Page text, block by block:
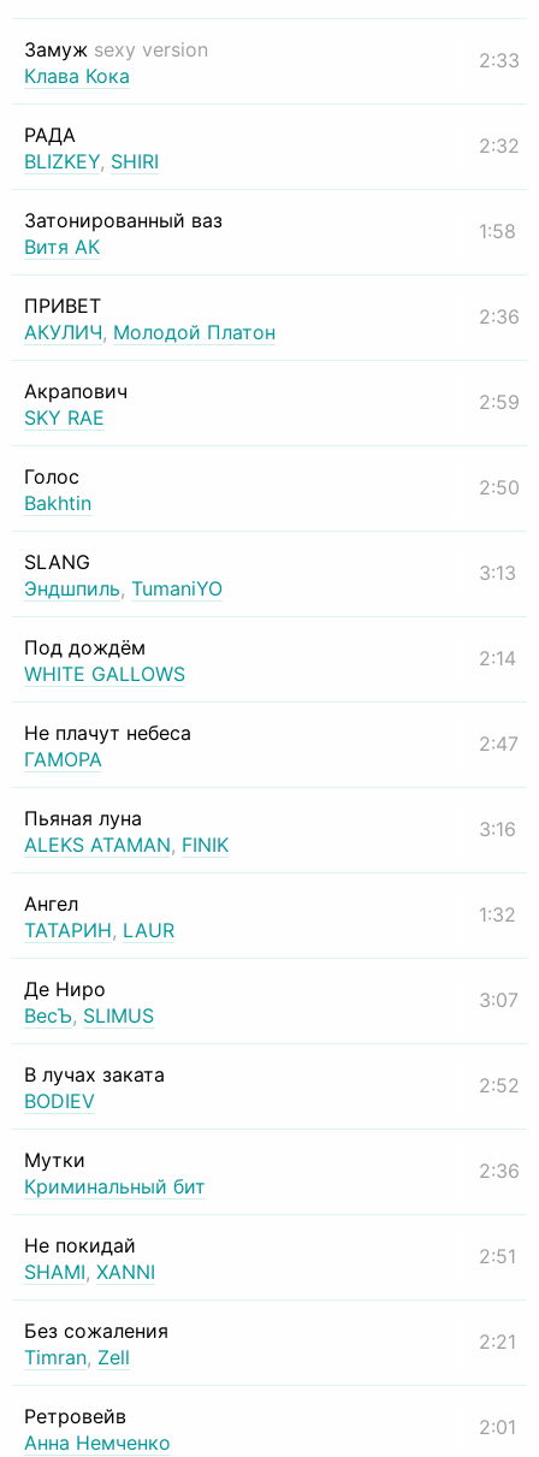
Замуж sexy version
Клава Кока
2:33
РАДА
BLIZKEY, SHIRI
2:32
Затонированный ваз
Витя АК
1:58
ПРИВЕТ
АКУЛИЧ, Молодой Платон
2:36
Акрапович
SKY RAE
2:59
Голос
Bakhtin
2:50
SLANG
Эндшпиль, TumaniYO
3:13
Под дождём
WHITE GALLOWS
2:14
Не плачут небеса
ГАМОРА
2:47
Пьяная луна
ALEKS ATAMAN, FINIK
3:16
Ангел
ТАТАРИН, LAUR
1:32
Де Ниро
ВесЪ, SLIMUS
3:07
В лучах заката
BODIEV
2:52
Мутки
Криминальный бит
2:36
Не покидай
SHAMI, XANNI
2:51
Без сожаления
Timran, Zell
2:21
Ретровейв
Анна Немченко
2:01